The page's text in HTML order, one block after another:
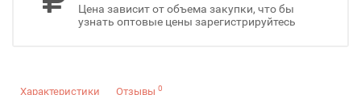
Цена зависит от объема закупки, что бы
узнать оптовые цены зарегистрируйтесь
Характеристики Отзывы 0